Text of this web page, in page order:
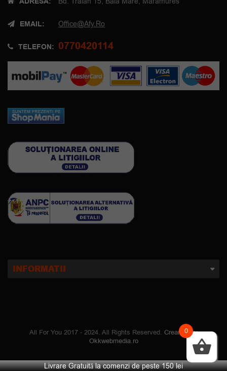
EMAIL: Office@afy.ro
TELEFON: 0770420114
INFORMATII
All For You 2017 - 2024. All Rights Reserved. Creare site:
Okkwebmedia.ro
0
Livrare Gratuită la comenzi de peste 150 lei